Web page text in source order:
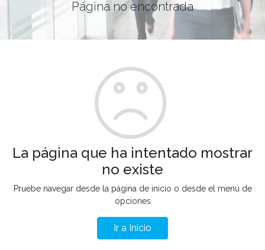
Página no encontrada
La página que ha intentado mostrar
no existe
Pruebe navegar desde la página de inicio o desde el menú de
opciones
Ir a Inicio